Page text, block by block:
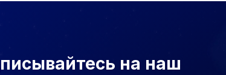
на наш